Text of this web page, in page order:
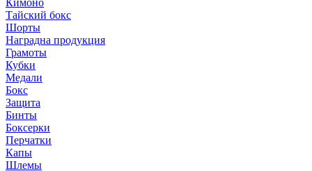
Кимоно
Тайский бокс
Шорты
Наградна продукция
Грамоты
Кубки
Медали
Бокс
Защита
Бинты
Боксерки
Перчатки
Капы
Шлемы